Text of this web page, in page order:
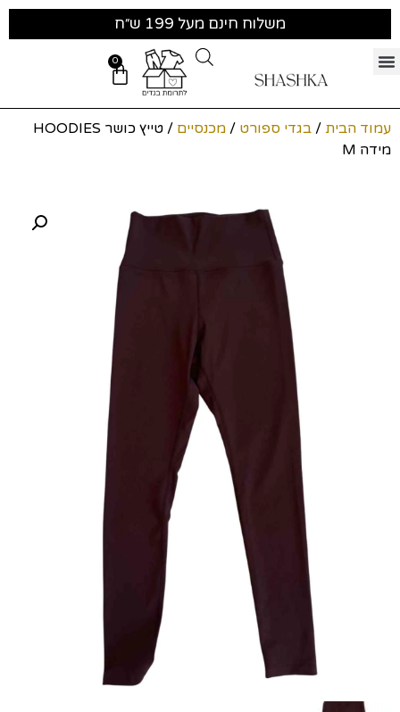
משלוח חינם מעל 199 ש״ח
0
עמוד הבית / בגדי ספורט / מכנסיים
/ טייץ כושר HOODIES
מידה M